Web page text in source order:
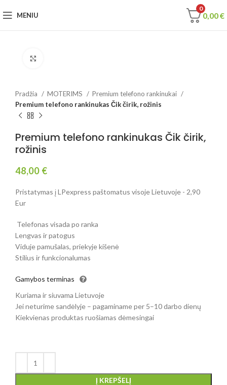
MENIU
0
0,00€
Pradžia MOTERIMS
Premium telefono rankinukai
Premium telefono rankinukas Čik čirik, rožinis
Premium telefono rankinukas Čik čirik,
rožinis
48,00 €
Pristatymas į LPexpress paštomatus visoje Lietuvoje - 2,90
Eur
Telefonas visada po ranka
Lengvas ir patogus
Viduje pamušalas, priekyje kišenė
Stilius ir funkcionalumas
Gamybos terminas
Kuriama ir siuvama Lietuvoje
Jei neturime sandėlyje – pagaminame per 5–10 darbo dienų
Kiekvienas produktas ruošiamas dėmesingai
Į KREPŠELĮ